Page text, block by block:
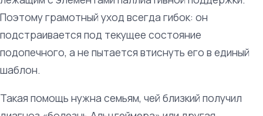
Поэтому грамотный уход всегда гибок: он
подстраивается под текущее состояние
подопечного, а не пытается втиснуть его в единый
шаблон.
Такая помощь нужна семьям, чей близкий получил